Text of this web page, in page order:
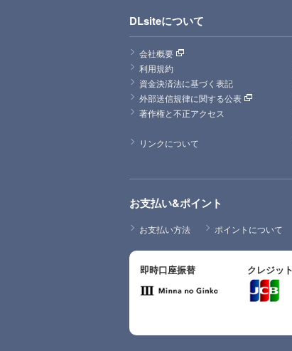
DLsiteについて
会社概要
利用規約
資金決済法に基づく表記
外部送信規律に関する公表
著作権と不正アクセス
リンクについて
お支払い&ポイント
お支払い方法 ポイントについて
即時口座振替 クレジッ